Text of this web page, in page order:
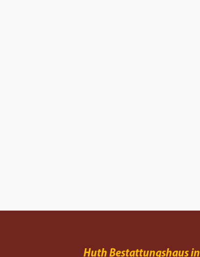
Huth Bestattungshaus in